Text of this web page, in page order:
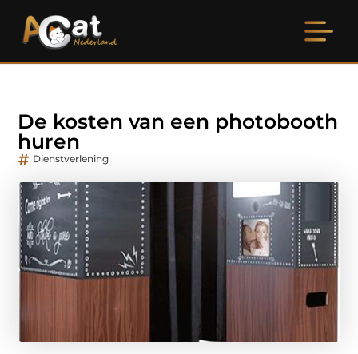
De kosten van een photobooth
huren
Dienstverlening